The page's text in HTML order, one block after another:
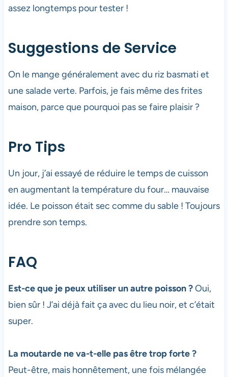
assez longtemps pour tester !
Suggestions de Service
On le mange généralement avec du riz basmati et
une salade verte. Parfois, je fais même des frites
maison, parce que pourquoi pas se faire plaisir ?
Pro Tips
Un jour, j’ai essayé de réduire le temps de cuisson
en augmentant la température du four… mauvaise
idée. Le poisson était sec comme du sable ! Toujours
prendre son temps.
FAQ
Est-ce que je peux utiliser un autre poisson ?Oui,
bien sûr ! J’ai déjà fait ça avec du lieu noir, et c’était
super.
La moutarde ne va-t-elle pas être trop forte ?
Peut-être, mais honnêtement, une fois mélangée